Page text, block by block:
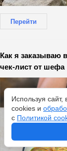
Перейти
Как я заказываю
чек-лист от шефа
Используя
cookies и
с Политикой